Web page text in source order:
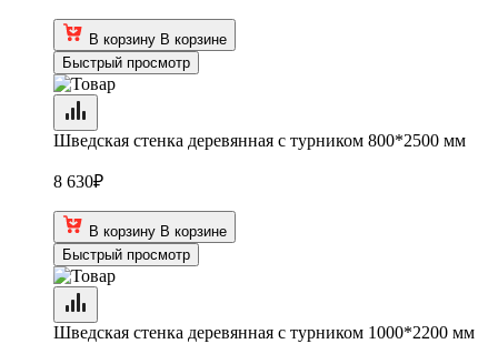
В корзину В корзине
Быстрый просмотр
Шведская стенка деревянная с турником 800*2500 мм
8 630₽
В корзину В корзине
Быстрый просмотр
Шведская стенка деревянная с турником 1000*2200 мм